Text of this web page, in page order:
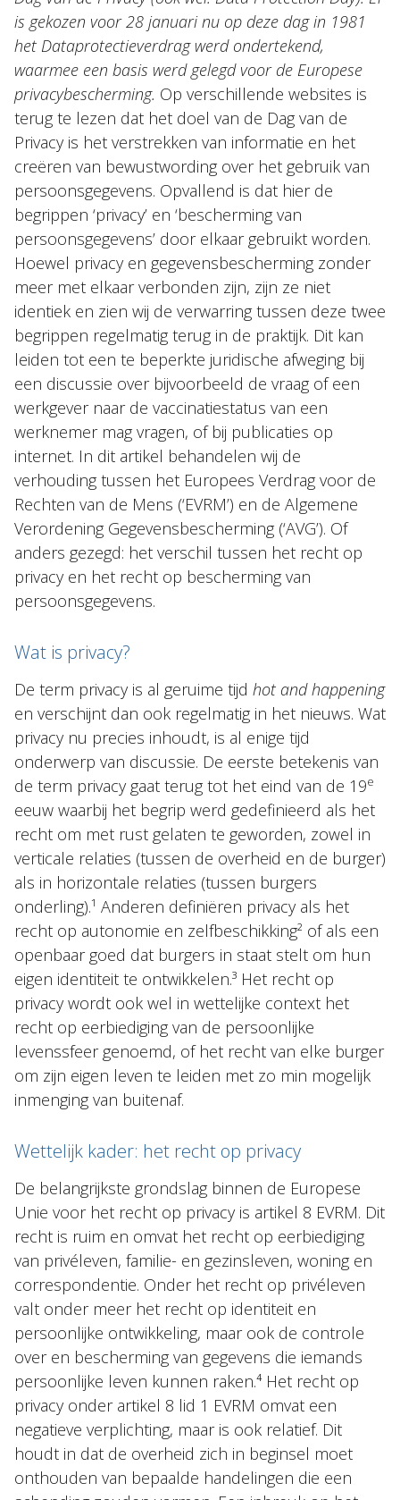
Over Holla
Onze mensen
Expertises
Topics
Internationaal
Nieuws
NL EN DE FR
is gekozen voor 28 januari nu op deze dag in 1981
het Dataprotectieverdrag werd ondertekend,
waarmee een basis werd gelegd voor de Europese
privacybescherming. Op verschillende websites is
terug te lezen dat het doel van de Dag van de
Privacy is het verstrekken van informatie en het
creëren van bewustwording over het gebruik van
persoonsgegevens. Opvallend is dat hier de
begrippen ‘privacy’ en ‘bescherming van
persoonsgegevens’ door elkaar gebruikt worden.
Hoewel privacy en gegevensbescherming zonder
meer met elkaar verbonden zijn, zijn ze niet
identiek en zien wij de verwarring tussen deze twee
begrippen regelmatig terug in de praktijk. Dit kan
leiden tot een te beperkte juridische afweging bij
een discussie over bijvoorbeeld de vraag of een
werkgever naar de vaccinatiestatus van een
werknemer mag vragen, of bij publicaties op
internet. In dit artikel behandelen wij de
verhouding tussen het Europees Verdrag voor de
Rechten van de Mens (‘EVRM’) en de Algemene
Verordening Gegevensbescherming (‘AVG’). Of
anders gezegd: het verschil tussen het recht op
privacy en het recht op bescherming van
persoonsgegevens.
Wat is privacy?
De term privacy is al geruime tijd hot and happening
en verschijnt dan ook regelmatig in het nieuws. Wat
privacy nu precies inhoudt, is al enige tijd
onderwerp van discussie. De eerste betekenis van
de term privacy gaat terug tot het eind van de 19e
eeuw waarbij het begrip werd gedefinieerd als het
recht om met rust gelaten te geworden, zowel in
verticale relaties (tussen de overheid en de burger)
als in horizontale relaties (tussen burgers
onderling).¹ Anderen definiëren privacy als het
recht op autonomie en zelfbeschikking² of als een
openbaar goed dat burgers in staat stelt om hun
eigen identiteit te ontwikkelen.³ Het recht op
privacy wordt ook wel in wettelijke context het
recht op eerbiediging van de persoonlijke
levenssfeer genoemd, of het recht van elke burger
om zijn eigen leven te leiden met zo min mogelijk
inmenging van buitenaf.
Wettelijk kader: het recht op privacy
De belangrijkste grondslag binnen de Europese
Unie voor het recht op privacy is artikel 8 EVRM. Dit
recht is ruim en omvat het recht op eerbiediging
van privéleven, familie- en gezinsleven, woning en
correspondentie. Onder het recht op privéleven
valt onder meer het recht op identiteit en
persoonlijke ontwikkeling, maar ook de controle
over en bescherming van gegevens die iemands
persoonlijke leven kunnen raken.⁴ Het recht op
privacy onder artikel 8 lid 1 EVRM omvat een
negatieve verplichting, maar is ook relatief. Dit
houdt in dat de overheid zich in beginsel moet
onthouden van bepaalde handelingen die een